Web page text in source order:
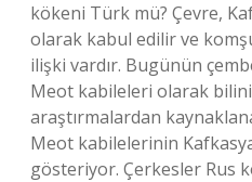
kökeni Türk mü? Çevre,
olarak kabul edilir ve
ilişki vardır. Bugünün
Meot kabileleri olarak
araştırmalardan
Meot kabilelerinin
gösteriyor. Çerkesler Rus